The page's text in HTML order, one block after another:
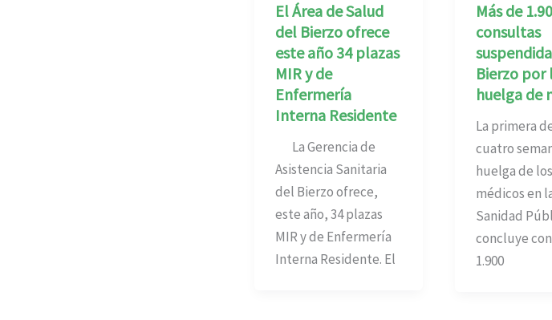
El Área de Salud
del Bierzo ofrece
este año 34 plazas
MIR y de
Enfermería
Interna Residente
La Gerencia de
Asistencia Sanitaria
del Bierzo ofrece,
este año, 34 plazas
MIR y de Enfermería
Interna Residente. El
Más de
consultas
Bierzo por
huelga de
La primera
cuatro
huelga de los
médicos en
Sanidad
concluye
1.900